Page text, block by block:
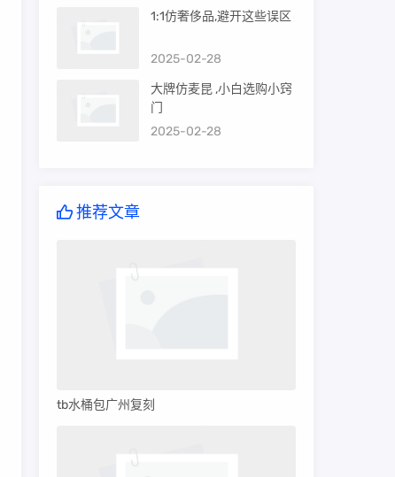
1:1仿奢侈品,避开这些误区
2025-02-28
大牌仿麦昆 ,小白选购小窍
门
2025-02-28
推荐文章
tb水桶包广州复刻